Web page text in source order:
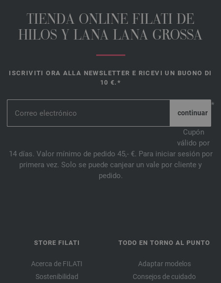
TIENDA ONLINE FILATI DE
HILOS Y LANA LANA GROSSA
ISCRIVITI ORA ALLA NEWSLETTER E RICEVI UN BUONO DI
10 €.*
*
Cupón
válido por
14 días. Valor mínimo de pedido 45,- €. Para iniciar sesión por
primera vez. Solo se puede canjear un vale por cliente y
pedido.
STORE FILATI
Acerca de FILATI
Sostenibilidad
TODO EN TORNO AL PUNTO
Adaptar modelos
Consejos de cuidado